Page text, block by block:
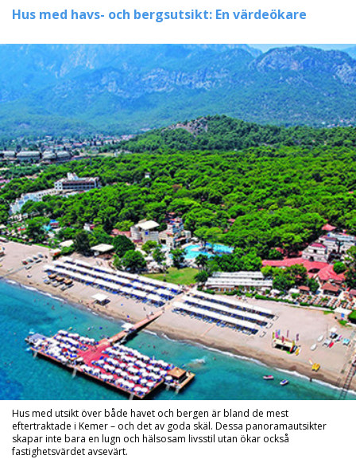
Hus med havs- och bergsutsikt: En värdeökare
Hus med utsikt över både havet och bergen är bland de mest
eftertraktade i Kemer – och det av goda skäl. Dessa panoramautsikter
skapar inte bara en lugn och hälsosam livsstil utan ökar också
fastighetsvärdet avsevärt.